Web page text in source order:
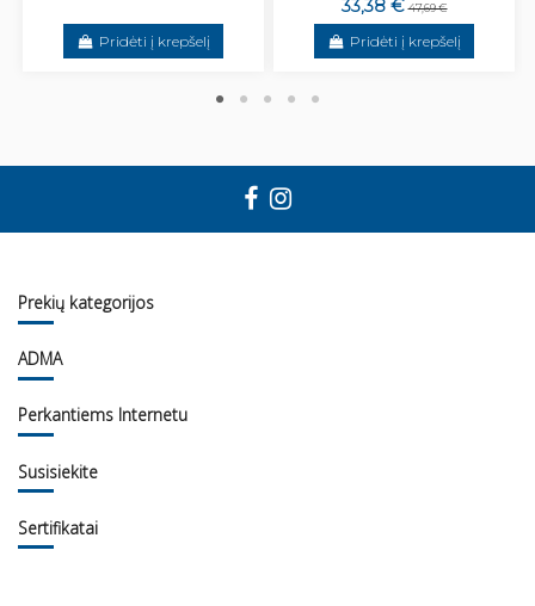
Pridėti į krepšelį
33,38 € 47,69 €
Pridėti į krepšelį
Prekių kategorijos
ADMA
Perkantiems Internetu
Susisiekite
Sertifikatai